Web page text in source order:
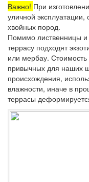
Важно! При
уличной
хвойных пород.
Помимо лиственницы и
террасу подходят
или мербау.
привычных для наших
происхождения,
влажности, иначе в
террасы